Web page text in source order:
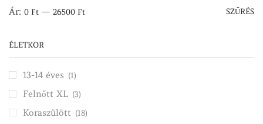
SZŰRÉS
Ár: 0 Ft — 26500 Ft
ÉLETKOR
13-14 éves (1)
Felnőtt XL (3)
Koraszülött (18)